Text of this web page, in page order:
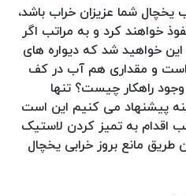
شما عزیزان خراب باشد،
خواهند کرد و به مراتب اگر
خواهید شد که دیواره های
است و مقداری هم آب در کف
راهکار چیست؟ تنها
پیشنهاد می کنیم این است
اقدام به تمیز کردن لاستیک
طریق مانع بروز خرابی یخچال